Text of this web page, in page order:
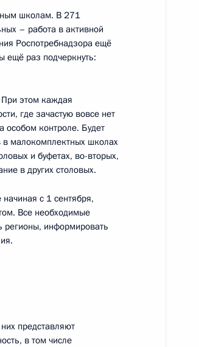
Огарёво
Огарёво
Коми Владимиром
Огарёво
школам. В 271
– работа в активной
Роспотребнадзора ещё
ещё раз подчеркнуть:
При этом каждая
где зачастую вовсе нет
особом контроле. Будет
в малокомплектных школах
и буфетах, во-вторых,
в других столовых.
с 1 сентября,
Все необходимые
регионы, информировать
представляют
в том числе